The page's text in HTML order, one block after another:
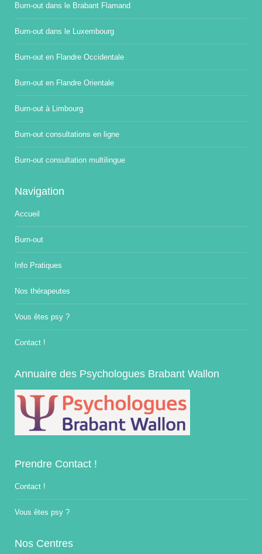
Burn-out dans le Brabant Flamand
Burn-out dans le Luxembourg
Burn-out en Flandre Occidentale
Burn-out en Flandre Orientale
Burn-out à Limbourg
Burn-out consultations en ligne
Burn-out consultation multilingue
Navigation
Accueil
Burn-out
Info Pratiques
Nos thérapeutes
Vous êtes psy ?
Contact !
Annuaire des Psychologues Brabant Wallon
Prendre Contact !
Contact !
Vous êtes psy ?
Nos Centres